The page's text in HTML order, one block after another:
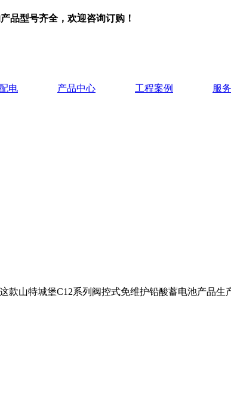
品型号齐全，欢迎咨询订购！
电 产品中心 工程案例 服
山特城堡C12系列阀控式免维护铅酸蓄电池产品